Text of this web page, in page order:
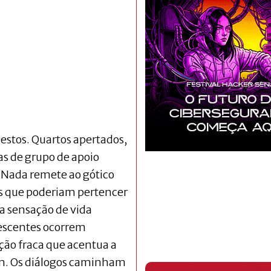
Quartos apertados,
de grupo de apoio
remete ao gótico
que poderiam pertencer
sensação de vida
ocorrem
fraca que acentua a
Os diálogos caminham